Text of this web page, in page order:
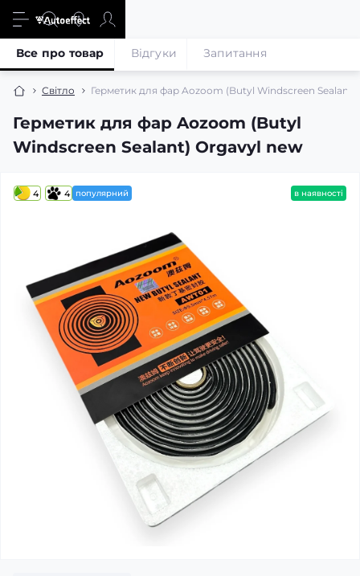
Світло Герметик для фар Aozoom (Butyl Windscreen Sealant)
Герметик для фар Aozoom (Butyl
Windscreen Sealant) Orgavyl new
Все про товар Відгуки Запитання
4 4 популярний в наявності